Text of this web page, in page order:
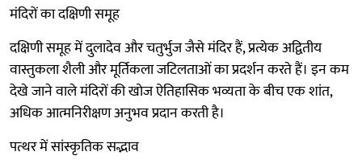
मंदिरों का दक्षिणी समूह
दक्षिणी समूह में दुलादेव और चतुर्भुज जैसे मंदिर हैं, प्रत्येक अद्वितीय
वास्तुकला शैली और मूर्तिकला जटिलताओं का प्रदर्शन करते हैं। इन कम
देखे जाने वाले मंदिरों की खोज ऐतिहासिक भव्यता के बीच एक शांत,
अधिक आत्मनिरीक्षण अनुभव प्रदान करती है।
पत्थर में सांस्कृतिक सद्भाव